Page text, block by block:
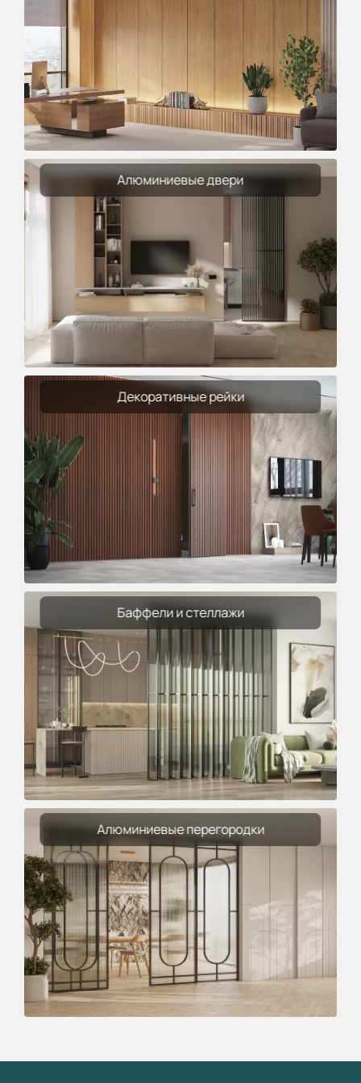
Алюминиевые двери
Декоративные рейки
Баффели и стеллажи
Алюминиевые перегородки